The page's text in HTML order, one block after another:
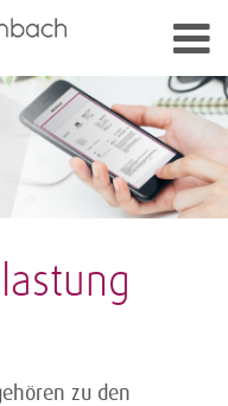
zu den